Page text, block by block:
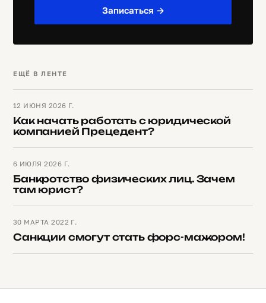
Записаться →
ЕЩЁ В ЛЕНТЕ
12 ИЮНЯ 2026 Г.
Как начать работать с юридической
компанией Прецедент?
6 ИЮЛЯ 2026 Г.
Банкротство физических лиц. Зачем
там юрист?
30 МАРТА 2022 Г.
Санкции смогут стать форс-мажором!